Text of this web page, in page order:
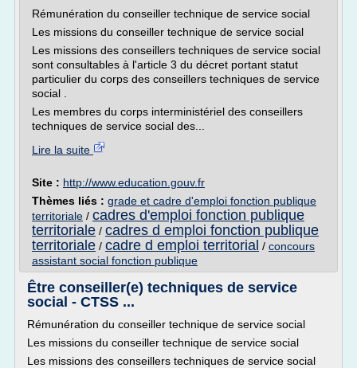
Rémunération du conseiller technique de service social
Les missions du conseiller technique de service social
Les missions des conseillers techniques de service social
sont consultables à l'article 3 du décret portant statut
particulier du corps des conseillers techniques de service
social .
Les membres du corps interministériel des conseillers
techniques de service social des...
Lire la suite
Site : http://www.education.gouv.fr
Thèmes liés : grade et cadre d'emploi fonction publique
territoriale / cadres d'emploi fonction publique
territoriale / cadres d emploi fonction publique
territoriale / cadre d emploi territorial / concours
assistant social fonction publique
Être conseiller(e) techniques de service
social - CTSS ...
Rémunération du conseiller technique de service social
Les missions du conseiller technique de service social
Les missions des conseillers techniques de service social